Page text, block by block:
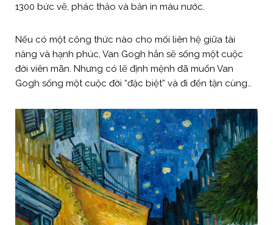
1300 bức vẽ, phác thảo và bản in màu nước.
Nếu có một công thức nào cho mối liên hệ giữa tài
năng và hạnh phúc, Van Gogh hẳn sẽ sống một cuộc
đời viên mãn. Nhưng có lẽ định mệnh đã muốn Van
Gogh sống một cuộc đời “đặc biệt” và đi đến tận cùng…